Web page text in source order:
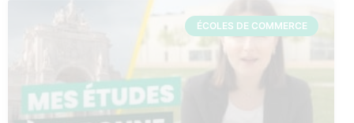
ÉCOLES DE COMMERCE